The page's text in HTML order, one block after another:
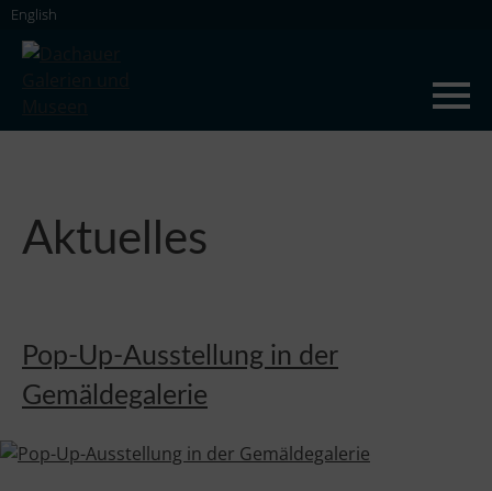
Skip
content
English
Aktuelles
Pop-Up-Ausstellung in der
Gemäldegalerie